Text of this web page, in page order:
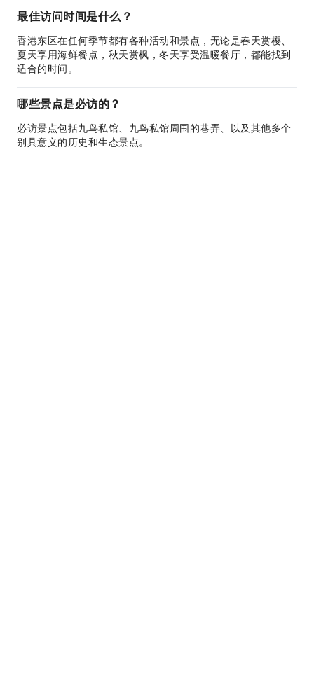
最佳访问时间是什么？
香港东区在任何季节都有各种活动和景点，无论是春天赏樱、
夏天享用海鲜餐点，秋天赏枫，冬天享受温暖餐厅，都能找到
适合的时间。
哪些景点是必访的？
必访景点包括九鸟私馆、九鸟私馆周围的巷弄、以及其他多个
别具意义的历史和生态景点。